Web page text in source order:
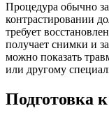
Процедура обычно
контрастировании
требует
получает снимки и
можно показать
или другому
Подготовка